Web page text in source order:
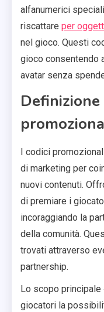
alfanumerici
riscattare per
nel gioco. Questi
gioco consentendo
avatar senza
Definizione
I codici
di marketing per
nuovi contenuti.
di premiare i
incoraggiando la
della comunità.
trovati attraverso
partnership.
Lo scopo
giocatori la